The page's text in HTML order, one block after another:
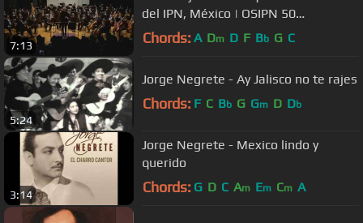
7:13
del IPN, México | OSIPN 50
Aniversario
Chords: A Dm D F Bb G C
5:24
Jorge Negrete - Ay Jalisco no te rajes
Chords: F C Bb G Gm D Db
3:14
Jorge Negrete - Mexico lindo y
querido
Chords: G D C Am Em Cm A